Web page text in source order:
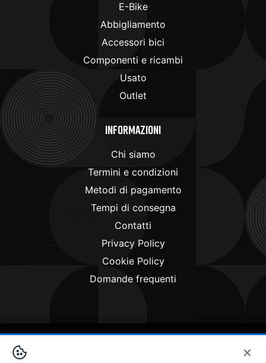
E-Bike
Abbigliamento
Accessori bici
Componenti e ricambi
Usato
Outlet
Informazioni
Chi siamo
Termini e condizioni
Metodi di pagamento
Tempi di consegna
Contatti
Privacy Policy
Cookie Policy
Domande frequenti
Copyright © 2024 . All rights reserved
×